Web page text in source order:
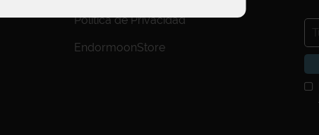
Política de Privacidad
EndormoonStore